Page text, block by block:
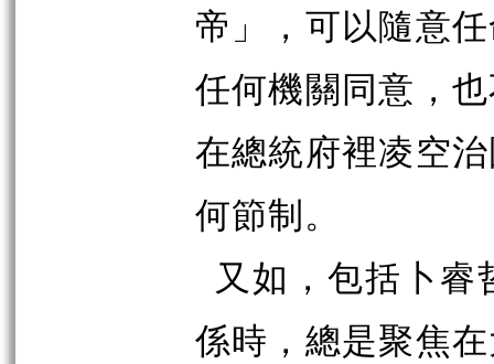
帝」，可以隨意
任何機關同意，
在總統府裡凌空
何節制。
又如，包括卜
係時，總是聚焦